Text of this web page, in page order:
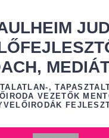
,
VEZETŐK